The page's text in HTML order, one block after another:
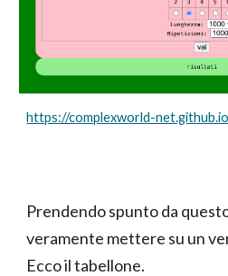
https://complexworld-
Prendendo spunto da
veramente mettere su un
Ecco il tabellone.